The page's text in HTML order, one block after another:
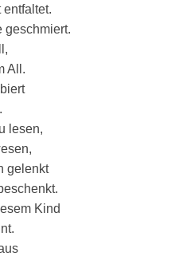
geschmiert.
All.
lesen,
gelenkt
Kind